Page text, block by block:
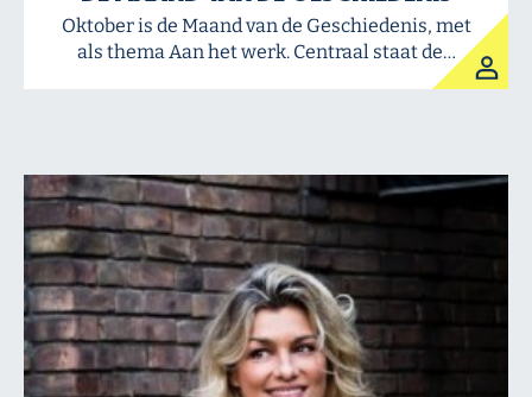
Oktober is de Maand van de Geschiedenis, met
als thema Aan het werk. Centraal staat de…